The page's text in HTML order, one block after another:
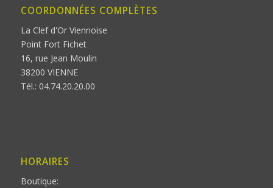
COORDONNÉES COMPLÈTES
La Clef d'Or Viennoise
Point Fort Fichet
16, rue Jean Moulin
38200 VIENNE
Tél.: 04.74.20.20.00
HORAIRES
Boutique: